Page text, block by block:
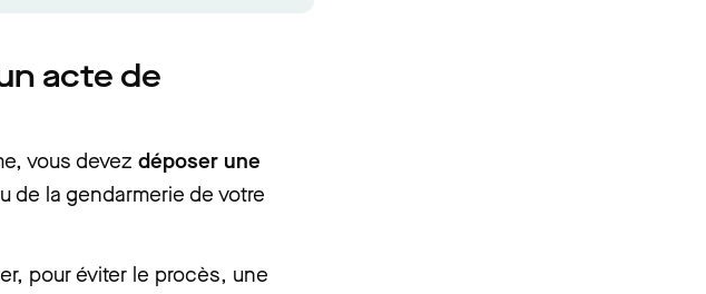
acte de
vous devez déposer une
de la gendarmerie de votre
pour éviter le procès, une